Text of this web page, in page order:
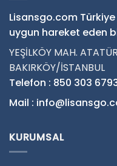
Lisansgo.com
uygun hareket eden
YEŞİLKÖY MAH.
BAKIRKÖY/İSTANBUL
Telefon : 850 303
Mail :
KURUMSAL